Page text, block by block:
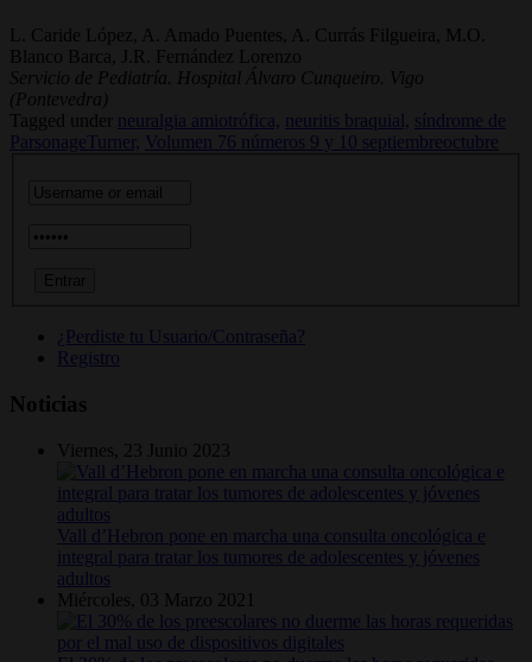
L. Caride López, A. Amado Puentes, A. Currás Filgueira, M.O.
Blanco Barca, J.R. Fernández Lorenzo
Servicio de Pediatría. Hospital Álvaro Cunqueiro. Vigo
(Pontevedra)
Tagged under
neuralgia amiotrófica, neuritis braquial,
síndrome de
ParsonageTurner,
Volumen 76 números 9 y 10 septiembreoctubre
¿Perdiste tu Usuario/Contraseña?
Registro
Noticias
Viernes, 23 Junio 2023
Vall d’Hebron pone en marcha una consulta oncológica e
integral para tratar los tumores de adolescentes y jóvenes
adultos
Miércoles, 03 Marzo 2021